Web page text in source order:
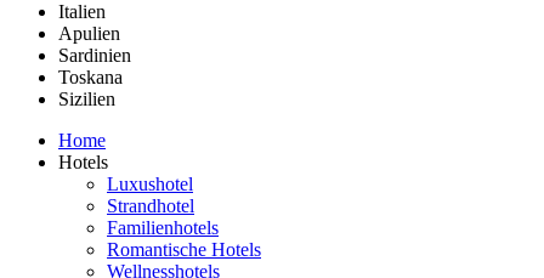
Italien
Apulien
Sardinien
Toskana
Sizilien
Home
Hotels
Luxushotel
Strandhotel
Familienhotels
Romantische Hotels
Wellnesshotels